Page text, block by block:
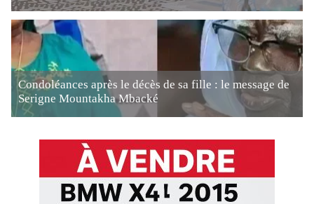
Condoléances après le décès de sa fille : le message de
Serigne Mountakha Mbacké